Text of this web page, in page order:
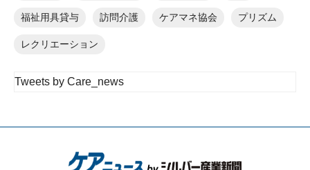
福祉用具貸与 訪問介護 ケアマネ協会 プリズム
レクリエーション
Tweets by Care_news